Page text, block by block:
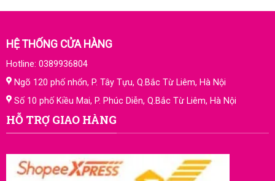
HỆ THỐNG CỬA HÀNG
Hotline: 0389936804
Ngõ 120 phố nhổn, P. Tây Tựu, Q.Bắc Từ Liêm, Hà Nội
Số 10 phố Kiều Mai, P. Phúc Diễn, Q.Bắc Từ Liêm, Hà Nội
HỖ TRỢ GIAO HÀNG